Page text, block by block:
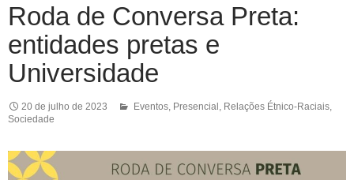
Roda de Conversa Preta:
entidades pretas e
Universidade
20 de julho de 2023 Eventos Presencial Relações Étnico-Raciais
Sociedade